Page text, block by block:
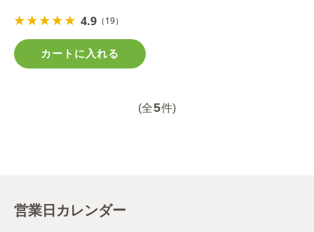
4.9 （19）
カートに入れる
(全5件)
営業日カレンダー